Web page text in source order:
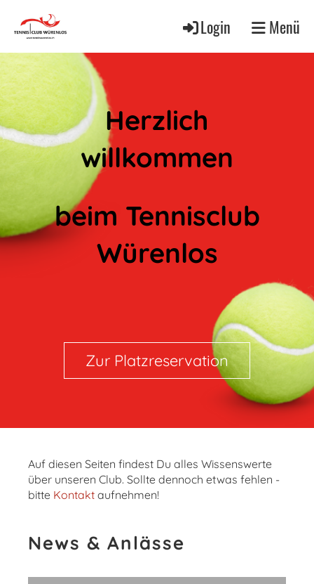
Login Menü
Herzlich
willkommen
beim Tennisclub
Würenlos
Zur Platzreservation
Auf diesen Seiten findest Du alles Wissenswerte
über unseren Club. Sollte dennoch etwas fehlen -
bitte Kontakt aufnehmen!
News & Anlässe